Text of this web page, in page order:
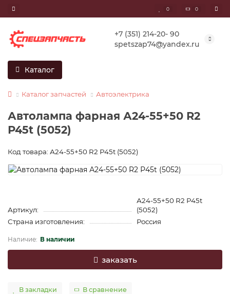
0 0
+7 (351) 214-20- 90
spetszap74@yandex.ru
Каталог
Каталог запчастей Автоэлектрика
Автолампа фарная А24-55+50 R2
Р45t (5052)
Код товара: А24-55+50 R2 Р45t (5052)
Артикул:
А24-55+50 R2 Р45t
(5052)
Страна изготовления:
Россия
В наличии
заказать
В закладки В сравнение